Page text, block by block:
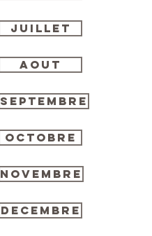
JUILLET
AOUT
SEPTEMBRE
OCTOBRE
NOVEMBRE
DECEMBRE